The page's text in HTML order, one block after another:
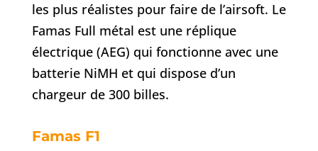
les plus réalistes pour faire de l’airsoft. Le
Famas Full métal est une réplique
électrique (AEG) qui fonctionne avec une
batterie NiMH et qui dispose d’un
chargeur de 300 billes.
Famas F1